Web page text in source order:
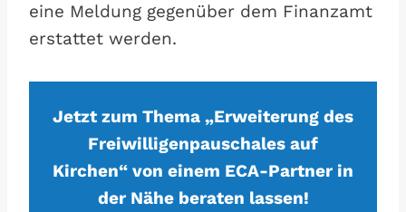
eine Meldung gegenüber dem Finanzamt
erstattet werden.
Jetzt zum Thema „Erweiterung des
Freiwilligenpauschales auf
Kirchen“ von einem ECA-Partner in
der Nähe beraten lassen!